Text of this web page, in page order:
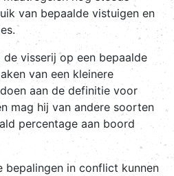
van bepaalde vistuigen en
de visserij op een bepaalde
van een kleinere
aan de definitie voor
mag hij van andere soorten
percentage aan boord
bepalingen in conflict kunnen